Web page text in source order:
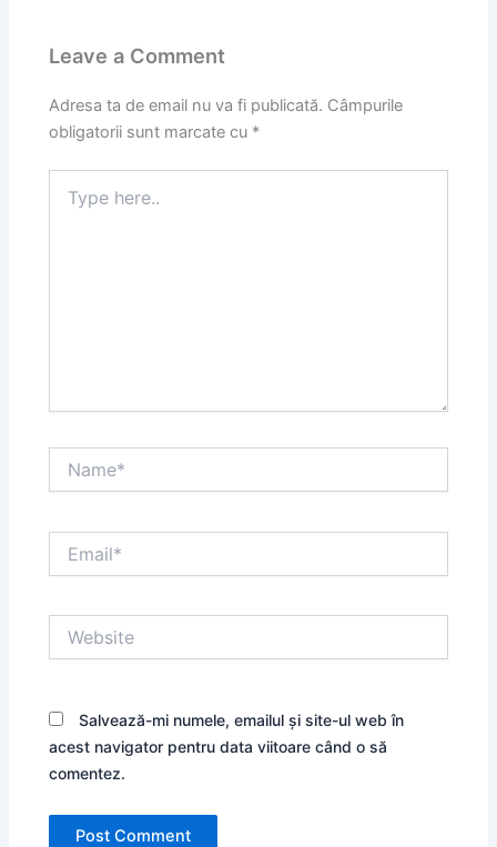
Leave a Comment
Adresa ta de email nu va fi publicată. Câmpurile
obligatorii sunt marcate cu *
here..
Salvează-mi numele, emailul și site-ul web în
acest navigator pentru data viitoare când o să
comentez.